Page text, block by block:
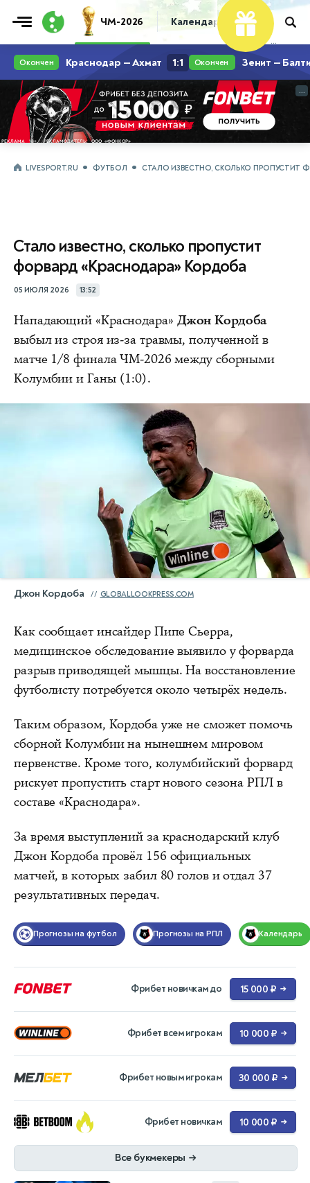
ЧМ-2026 Календарь Таблица
...
...
LIVESPORT.RU ФУТБОЛ СТАЛО ИЗВЕСТНО, СКОЛЬКО ПРОПУСТИТ
Стало известно, сколько пропустит
форвард «Краснодара» Кордоба
05 ИЮЛЯ 2026 13:52
Нападающий «Краснодара» Джон Кордоба
выбыл из строя из-за травмы, полученной в
матче 1/8 финала ЧМ-2026 между сборными
Колумбии и Ганы (1:0).
Джон Кордоба GLOBALLOOKPRESS.COM
Как сообщает инсайдер Пипе Сьерра,
медицинское обследование выявило у форварда
разрыв приводящей мышцы. На восстановление
футболисту потребуется около четырёх недель.
Таким образом, Кордоба уже не сможет помочь
сборной Колумбии на нынешнем мировом
первенстве. Кроме того, колумбийский форвард
рискует пропустить старт нового сезона РПЛ в
составе «Краснодара».
За время выступлений за краснодарский клуб
Джон Кордоба провёл 156 официальных
матчей, в которых забил 80 голов и отдал 37
результативных передач.
Прогнозы на футбол Прогнозы на РПЛ Календарь
Фрибет новичкам до 15 000 ₽ →
Фрибет всем игрокам 10 000 ₽ →
Фрибет новым игрокам 30 000 ₽ →
Фрибет новичкам 10 000 ₽ →
Все букмекеры →